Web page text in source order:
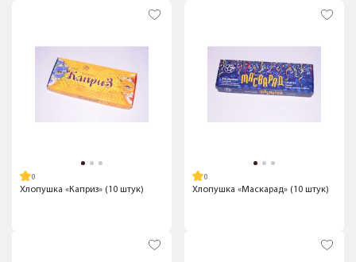
Хлопушка «Каприз» (10 штук) Хлопушка «Маскарад» (10 штук)